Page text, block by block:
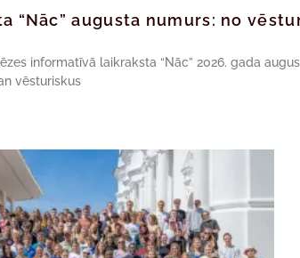
“Nāc” augusta numurs: no
informatīvā laikraksta “Nāc” 2026. gada
vēsturiskus